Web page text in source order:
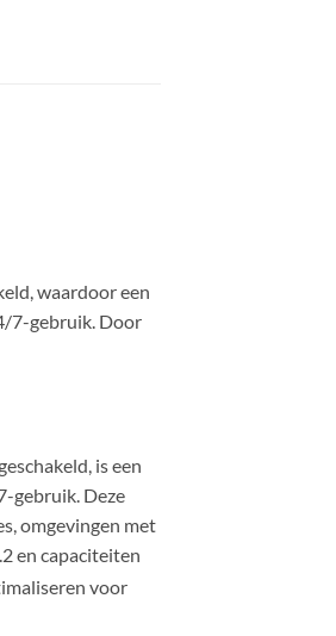
waardoor een
7-gebruik. Door
is een
gebruik. Deze
omgevingen met
en capaciteiten
voor